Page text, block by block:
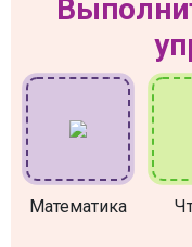
Математика